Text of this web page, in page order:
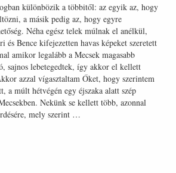
különbözik a többitől: az egyik az, hogy
a másik pedig az, hogy egyre
Néha egész telek múlnak el anélkül,
és Bence kifejezetten havas képeket szeretett
amikor legalább a Mecsek magasabb
sajnos lebetegedtek, így akkor el kellett
azzal vígasztaltam Őket, hogy szerintem
a múlt hétvégén egy éjszaka alatt szép
Nekünk se kellett több, azonnal
mely szerint …